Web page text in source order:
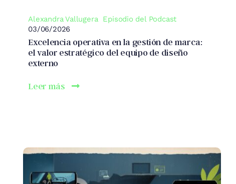
Alexandra Vallugera Episodio del Podcast
03/06/2026
Excelencia operativa en la gestión de marca:
el valor estratégico del equipo de diseño
externo
Leer más